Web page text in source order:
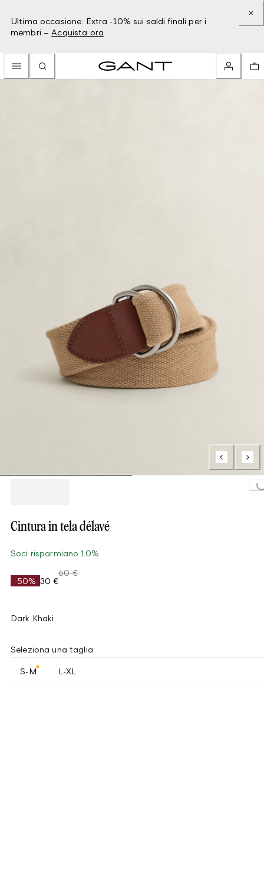
Ultima occasione: Extra -10% sui saldi finali per i
membri – Acquista ora
Loading...
Cintura in tela délavé
Soci risparmiano 10%
-50% 30 €
60 €
Dark Khaki
Seleziona una taglia
S-M L-XL